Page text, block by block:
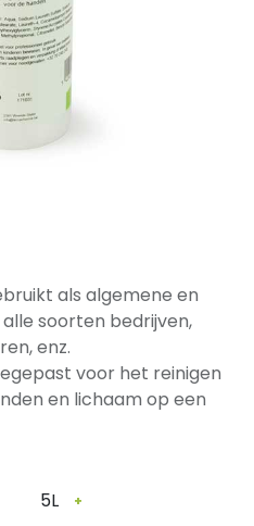
als algemene en
soorten bedrijven,
enz.
voor het reinigen
en lichaam op een
5L +